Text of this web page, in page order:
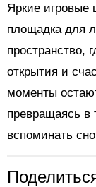
Яркие игровые
площадка для
пространство,
открытия и
моменты
превращаясь в
вспоминать